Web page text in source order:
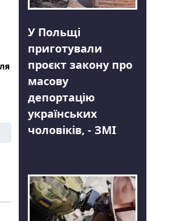
У Польщі
приготували
проєкт закону про
масову
депортацію
українських
чоловіків, - ЗМІ